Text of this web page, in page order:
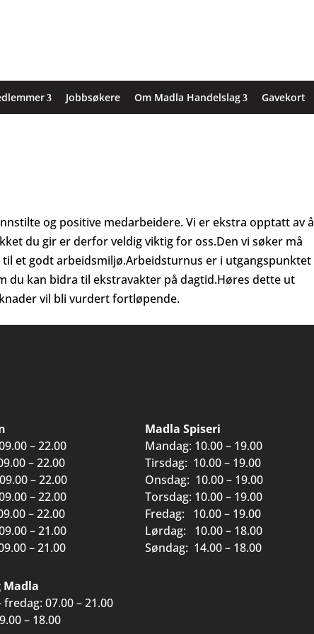
Jobbsøkere Om Madla Handelslag Gavekort
og positive medarbeidere. Vi er ekstra opptatt av å
du gir er derfor veldig viktig for oss.Den vi søker må
et godt arbeidsmiljø.Arbeidsturnus er i utgangspunktet
du kan bidra til ekstravakter på dagtid.Høres dette ut
vil bli vurdert fortløpende.
– 22.00
– 22.00
– 22.00
– 22.00
– 22.00
– 21.00
– 21.00
Madla
fredag: 07.00 – 21.00
– 18.00
Madla Spiseri
Mandag: 10.00 – 19.00
Tirsdag: 10.00 – 19.00
Onsdag: 10.00 – 19.00
Torsdag: 10.00 – 19.00
Fredag: 10.00 – 19.00
Lørdag: 10.00 – 18.00
Søndag: 14.00 – 18.00